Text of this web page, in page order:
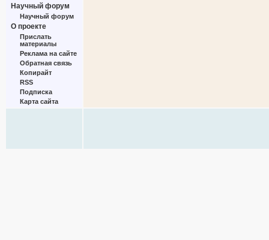
Научный форум
Научный форум
О проекте
Прислать
материалы
Реклама на сайте
Обратная связь
Копирайт
RSS
Подписка
Карта сайта